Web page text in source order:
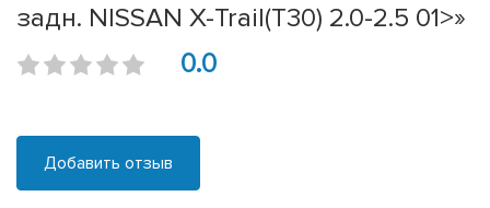
задн. NISSAN X-Trail(T30) 2.0-2.5 01>»
0.0
Добавить отзыв